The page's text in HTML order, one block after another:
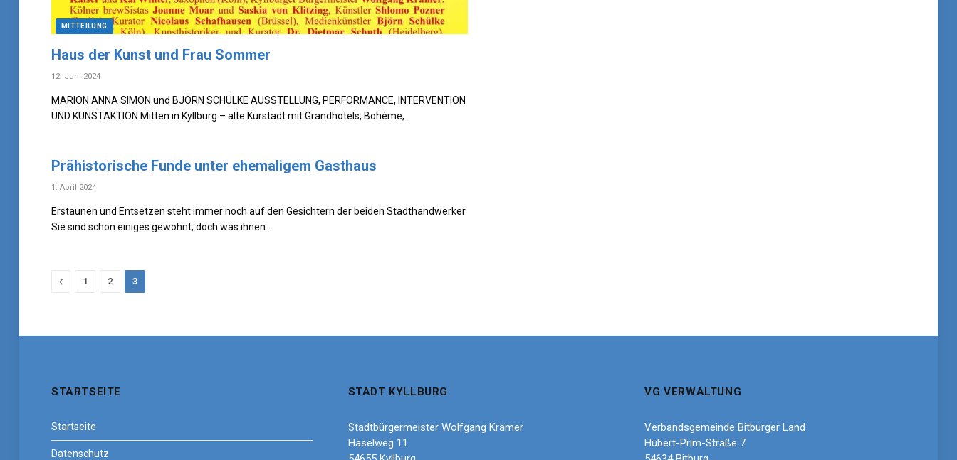
MITTEILUNG
Haus der Kunst und Frau Sommer
12. Juni 2024
MARION ANNA SIMON und BJÖRN SCHÜLKE AUSSTELLUNG, PERFORMANCE, INTERVENTION
UND KUNSTAKTION Mitten in Kyllburg – alte Kurstadt mit Grandhotels, Bohéme,…
Prähistorische Funde unter ehemaligem Gasthaus
1. April 2024
Erstaunen und Entsetzen steht immer noch auf den Gesichtern der beiden Stadthandwerker.
Sie sind schon einiges gewohnt, doch was ihnen…
Previous
1 2 3
STARTSEITE
Startseite
Datenschutz
STADT KYLLBURG
Stadtbürgermeister Wolfgang Krämer
Haselweg 11
VG VERWALTUNG
Verbandsgemeinde Bitburger Land
Hubert-Prim-Straße 7